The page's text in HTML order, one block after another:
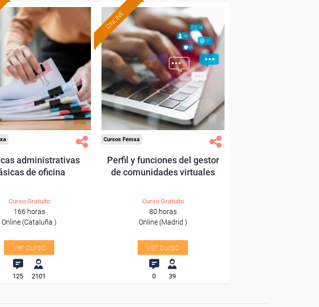
Formación 100%
subvencionada.
desempleados,
y autónomos
de Cataluña.
los sectores.
administrativas
de oficina
Curso Gratuito
166 horas
Online (Cataluña )
Ver curso
125 2101
ONLINE
Formación 100%
subvencionada.
Para desempleados,
trabajadores y autónomos
de Madrid.
Para todos los sectores.
Cursos Femxa
Perfil y funciones del gestor
de comunidades virtuales
Curso Gratuito
80 horas
Online (Madrid )
Ver curso
0 39